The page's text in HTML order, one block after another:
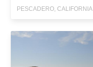
PESCADERO, CALIFORNIA